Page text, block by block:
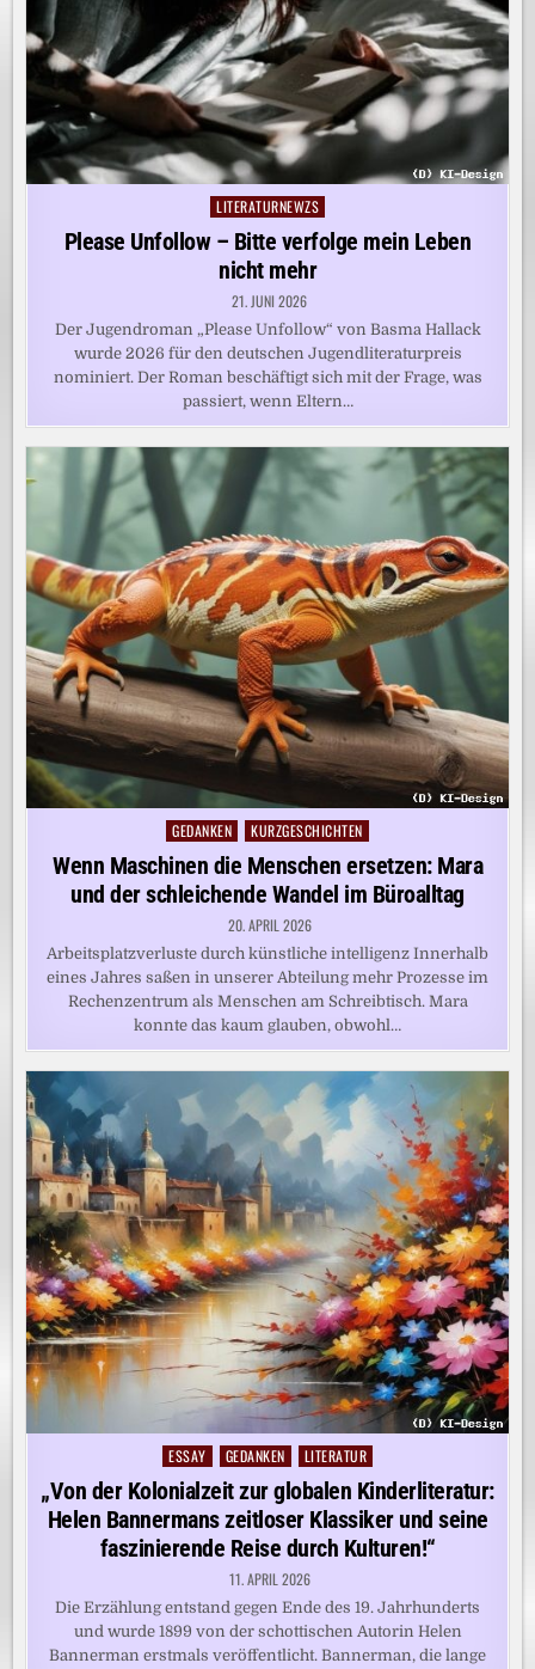
Posted
LITERATURNEWZS
Please Unfollow – Bitte verfolge mein Leben
nicht mehr
21. JUNI 2026
Der Jugendroman „Please Unfollow“ von Basma Hallack
wurde 2026 für den deutschen Jugendliteraturpreis
nominiert. Der Roman beschäftigt sich mit der Frage, was
passiert, wenn Eltern…
Posted
in
GEDANKEN KURZGESCHICHTEN
Wenn Maschinen die Menschen ersetzen: Mara
und der schleichende Wandel im Büroalltag
20. APRIL 2026
Arbeitsplatzverluste durch künstliche intelligenz Innerhalb
eines Jahres saßen in unserer Abteilung mehr Prozesse im
Rechenzentrum als Menschen am Schreibtisch. Mara
konnte das kaum glauben, obwohl…
Posted
ESSAY GEDANKEN LITERATUR
„Von der Kolonialzeit zur globalen Kinderliteratur:
Helen Bannermans zeitloser Klassiker und seine
faszinierende Reise durch Kulturen!“
11. APRIL 2026
Die Erzählung entstand gegen Ende des 19. Jahrhunderts
und wurde 1899 von der schottischen Autorin Helen
Bannerman erstmals veröffentlicht. Bannerman, die lange